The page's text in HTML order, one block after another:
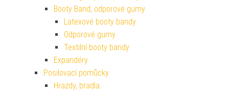
Booty Band, odporové gumy
Latexové booty bandy
Odporové gumy
Textilní booty bandy
Expandéry
Posilovací pomůcky
Hrazdy, bradla